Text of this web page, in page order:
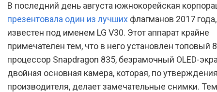
Один из лучших
2017 года с безрамочным
экраном наконец-то
продажу
В последний день августа южнокорейская
презентовала один из лучших флагманов 2017
известен под именем LG V30. Этот аппарат крайне
примечателен тем, что в него установлен топовый
процессор Snapdragon 835, безрамочный OLED-
двойная основная камера, которая, по
производителя, делает замечательные снимки.